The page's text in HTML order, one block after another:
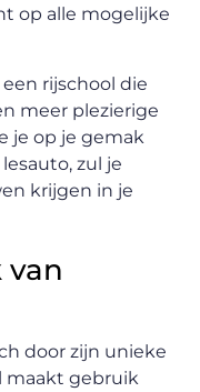
op alle mogelijke
rijschool die
meer plezierige
je op je gemak
zul je
krijgen in je
van
door zijn unieke
maakt gebruik